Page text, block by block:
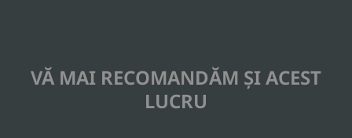
VĂ MAI RECOMANDĂM ȘI ACEST
LUCRU